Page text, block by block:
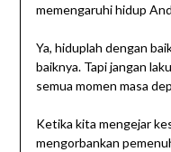
memengaruhi hidup
Ya, hiduplah dengan
baiknya. Tapi jangan
semua momen masa
Ketika kita mengejar
mengorbankan